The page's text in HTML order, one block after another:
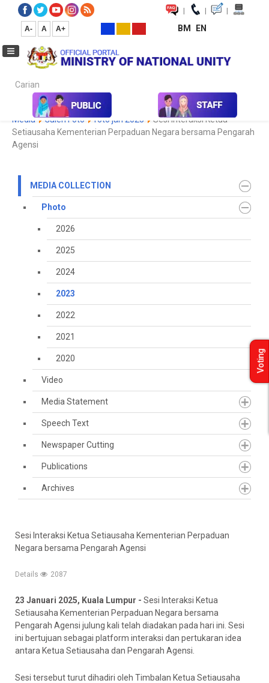
| | |
A- A A+ BM EN
Carian...
Media Media Collection Photo 2023
Koleksi
Media
Galeri Foto foto jan 2025
Sesi Interaksi Ketua
Setiausaha Kementerian Perpaduan Negara bersama Pengarah
Agensi
MEDIA COLLECTION
Photo
2026
2025
2024
2023
2022
2021
2020
Video
Media Statement
Speech Text
Newspaper Cutting
Publications
Archives
Sesi Interaksi Ketua Setiausaha Kementerian Perpaduan
Negara bersama Pengarah Agensi
Details 2087
23 Januari 2025, Kuala Lumpur - Sesi Interaksi Ketua
Setiausaha Kementerian Perpaduan Negara bersama
Pengarah Agensi julung kali telah diadakan pada hari ini. Sesi
ini bertujuan sebagai platform interaksi dan pertukaran idea
antara Ketua Setiausaha dan Pengarah Agensi.
Sesi tersebut turut dihadiri oleh Timbalan Ketua Setiausaha
Voting